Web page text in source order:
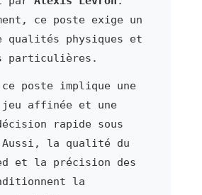
ce poste exige un
qualités physiques et
particulières.
poste implique une
affinée et une
rapide sous
Aussi, la qualité du
et la précision des
la